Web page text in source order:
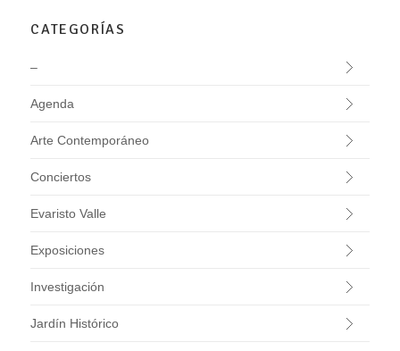
CATEGORÍAS
–
Agenda
Arte Contemporáneo
Conciertos
Evaristo Valle
Exposiciones
Investigación
Jardín Histórico